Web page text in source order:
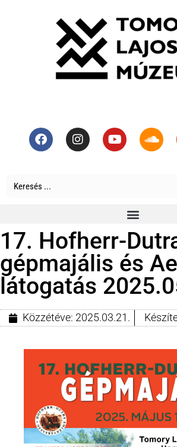
17. Hofherr-
gépmajális és
látogatás
Közzétéve: 2025.03.21.